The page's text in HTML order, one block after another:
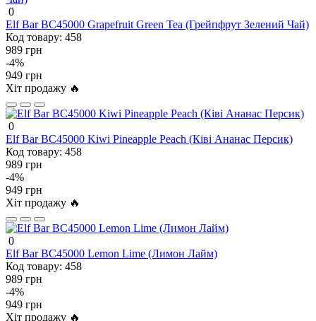
0
Elf Bar BC45000 Grapefruit Green Tea (Грейпфрут Зелений Чай)
Код товару: 458
989 грн
-4%
949 грн
Хіт продажу 🔥
0
Elf Bar BC45000 Kiwi Pineapple Peach (Ківі Ананас Персик)
Код товару: 458
989 грн
-4%
949 грн
Хіт продажу 🔥
0
Elf Bar BC45000 Lemon Lime (Лимон Лайм)
Код товару: 458
989 грн
-4%
949 грн
Хіт продажу 🔥